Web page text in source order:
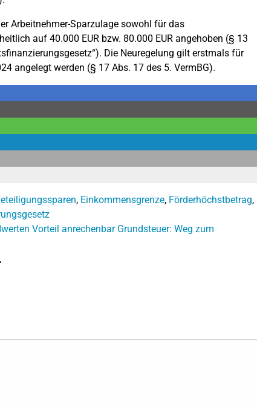
Arbeitnehmer-Sparzulage sowohl für das
auf 40.000 EUR bzw. 80.000 EUR angehoben (§ 13
Die Neuregelung gilt erstmals für
angelegt werden (§ 17 Abs. 17 des 5. VermBG).
, Einkommensgrenze, Förderhöchstbetrag,
Vorteil anrechenbar Grundsteuer: Weg zum